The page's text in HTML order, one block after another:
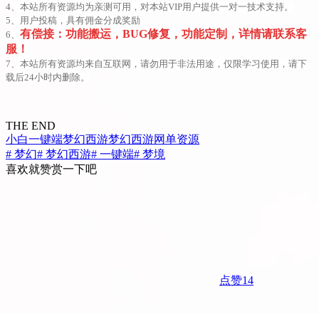
4、本站所有资源均为亲测可用，对本站VIP用户提供一对一技术支持。
5、用户投稿，具有佣金分成奖励
6、 有偿接：功能搬运，BUG修复，功能定制，详情请联系客
服！
7、本站所有资源均来自互联网，请勿用于非法用途，仅限学习使用，请下
载后24小时内删除。
THE END
小白一键端梦幻西游梦幻西游网单资源
# 梦幻# 梦幻西游# 一键端# 梦境
喜欢就赞赏一下吧
点赞14